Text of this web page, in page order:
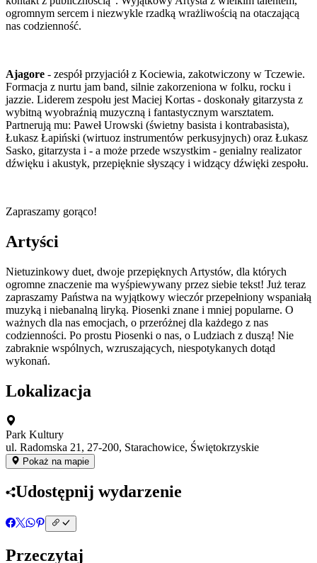
ogromnym sercem i niezwykle rzadką wrażliwością na otaczającą
nas codzienność.
Ajagore - zespół przyjaciół z Kociewia, zakotwiczony w Tczewie.
Formacja z nurtu jam band, silnie zakorzeniona w folku, rocku i
jazzie. Liderem zespołu jest Maciej Kortas - doskonały gitarzysta z
wybitną wyobraźnią muzyczną i fantastycznym warsztatem.
Partnerują mu: Paweł Urowski (świetny basista i kontrabasista),
Łukasz Łapiński (wirtuoz instrumentów perkusyjnych) oraz Łukasz
Sasko, gitarzysta i - a może przede wszystkim - genialny realizator
dźwięku i akustyk, przepięknie słyszący i widzący dźwięki zespołu.
Zapraszamy gorąco!
Artyści
Nietuzinkowy duet, dwoje przepięknych Artystów, dla których
ogromne znaczenie ma wyśpiewywany przez siebie tekst! Już teraz
zapraszamy Państwa na wyjątkowy wieczór przepełniony wspaniałą
muzyką i niebanalną liryką. Piosenki znane i mniej popularne. O
ważnych dla nas emocjach, o przeróżnej dla każdego z nas
codzienności. Po prostu Piosenki o nas, o Ludziach z duszą! Nie
zabraknie wspólnych, wzruszających, niespotykanych dotąd
wykonań.
Lokalizacja
Park Kultury
ul. Radomska 21, 27-200, Starachowice, Świętokrzyskie
Pokaż na mapie
Udostępnij wydarzenie
Przeczytaj